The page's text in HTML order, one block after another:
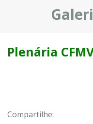
Plenária
Compartilhe: